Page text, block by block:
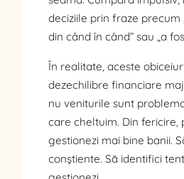
deciziile prin fraze precum
din când în când” sau „a
În realitate, aceste
dezechilibre financiare
nu veniturile sunt
care cheltuim. Din fericire,
gestionezi mai bine banii.
conștiente. Să identifici